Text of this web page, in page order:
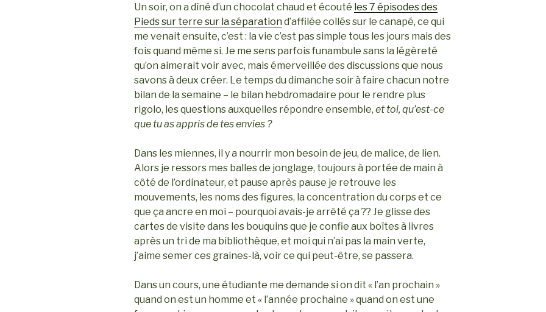
Un soir, on a dîné d’un chocolat chaud et écouté les 7 épisodes des
Pieds sur terre sur la séparation d’affilée collés sur le canapé, ce qui
me venait ensuite, c’est : la vie c’est pas simple tous les jours mais des
fois quand même si. Je me sens parfois funambule sans la légèreté
qu’on aimerait voir avec, mais émerveillée des discussions que nous
savons à deux créer. Le temps du dimanche soir à faire chacun notre
bilan de la semaine – le bilan hebdromadaire pour le rendre plus
rigolo, les questions auxquelles répondre ensemble, et toi, qu’est-ce
que tu as appris de tes envies ?
Dans les miennes, il y a nourrir mon besoin de jeu, de malice, de lien.
Alors je ressors mes balles de jonglage, toujours à portée de main à
côté de l’ordinateur, et pause après pause je retrouve les
mouvements, les noms des figures, la concentration du corps et ce
que ça ancre en moi – pourquoi avais-je arrêté ça ?? Je glisse des
cartes de visite dans les bouquins que je confie aux boîtes à livres
après un tri de ma bibliothèque, et moi qui n’ai pas la main verte,
j’aime semer ces graines-là, voir ce qui peut-être, se passera.
Dans un cours, une étudiante me demande si on dit « l’an prochain »
quand on est un homme et « l’année prochaine » quand on est une